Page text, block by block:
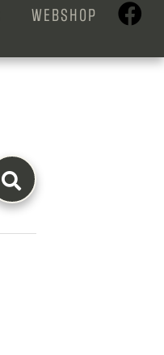
WEBSHOP